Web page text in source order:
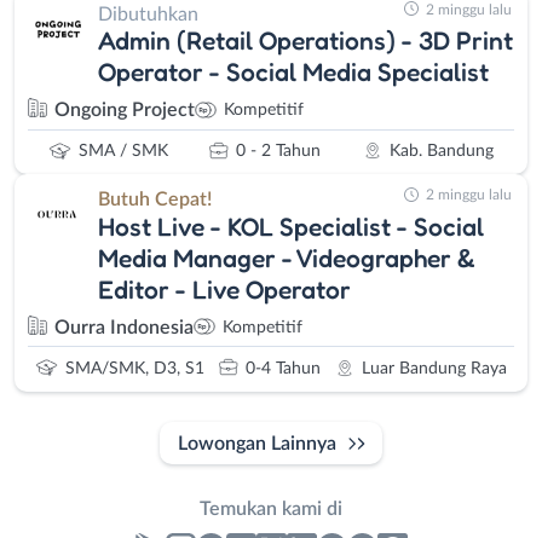
Dibutuhkan
Admin (Retail Operations) - 3D Print
Operator - Social Media Specialist
Ongoing Project Kompetitif
SMA / SMK 0 - 2 Tahun Kab. Bandung
2 minggu lalu
Butuh Cepat!
Host Live - KOL Specialist - Social
Media Manager - Videographer &
Editor - Live Operator
Ourra Indonesia Kompetitif
SMA/SMK, D3, S1 0-4 Tahun Luar Bandung Raya
2 minggu lalu
Lowongan Lainnya
Temukan kami di